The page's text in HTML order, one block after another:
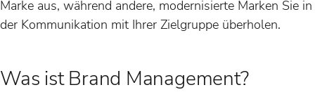
Marke aus, während andere, modernisierte Marken Sie in
der Kommunikation mit Ihrer Zielgruppe überholen.
Was ist Brand Management?